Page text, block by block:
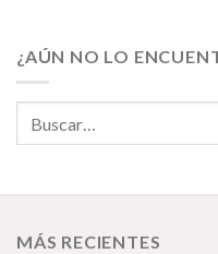
¿AÚN NO LO
MÁS RECIENTES